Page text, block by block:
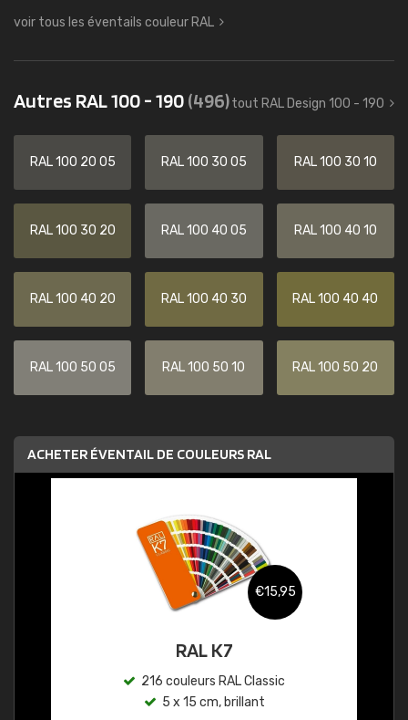
voir tous les éventails couleur RAL
Autres RAL 100 - 190(496)tout RAL Design 100 - 190
RAL 100 20 05 RAL 100 30 05 RAL 100 30 10
RAL 100 30 20 RAL 100 40 05 RAL 100 40 10
RAL 100 40 20 RAL 100 40 30 RAL 100 40 40
RAL 100 50 05 RAL 100 50 10 RAL 100 50 20
ACHETER ÉVENTAIL DE COULEURS RAL
€15,95
RAL K7
216 couleurs RAL Classic
5 x 15 cm, brillant